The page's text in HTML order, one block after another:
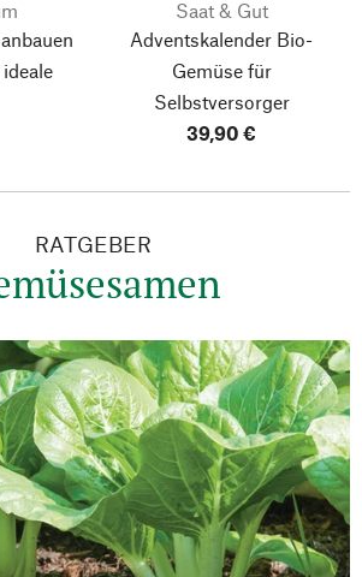
Saat & Gut
Adventskalender Bio-
Gemüse für
Selbstversorger
39,90 €
RATGEBER